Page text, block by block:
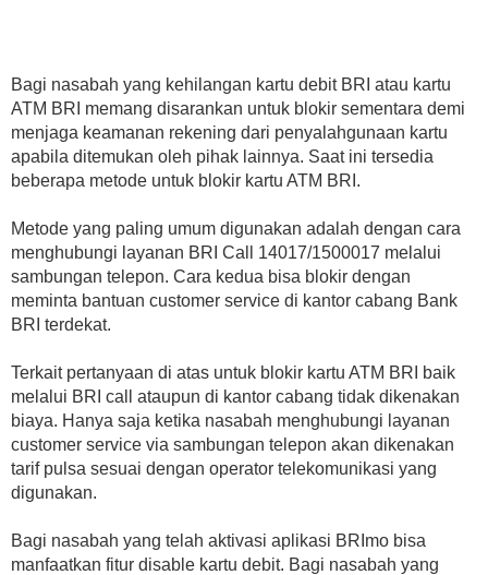
Bagi nasabah yang kehilangan kartu debit BRI atau kartu
ATM BRI memang disarankan untuk blokir sementara demi
menjaga keamanan rekening dari penyalahgunaan kartu
apabila ditemukan oleh pihak lainnya. Saat ini tersedia
beberapa metode untuk blokir kartu ATM BRI.
Metode yang paling umum digunakan adalah dengan cara
menghubungi layanan BRI Call 14017/1500017 melalui
sambungan telepon. Cara kedua bisa blokir dengan
meminta bantuan customer service di kantor cabang Bank
BRI terdekat.
Terkait pertanyaan di atas untuk blokir kartu ATM BRI baik
melalui BRI call ataupun di kantor cabang tidak dikenakan
biaya. Hanya saja ketika nasabah menghubungi layanan
customer service via sambungan telepon akan dikenakan
tarif pulsa sesuai dengan operator telekomunikasi yang
digunakan.
Bagi nasabah yang telah aktivasi aplikasi BRImo bisa
manfaatkan fitur disable kartu debit. Bagi nasabah yang